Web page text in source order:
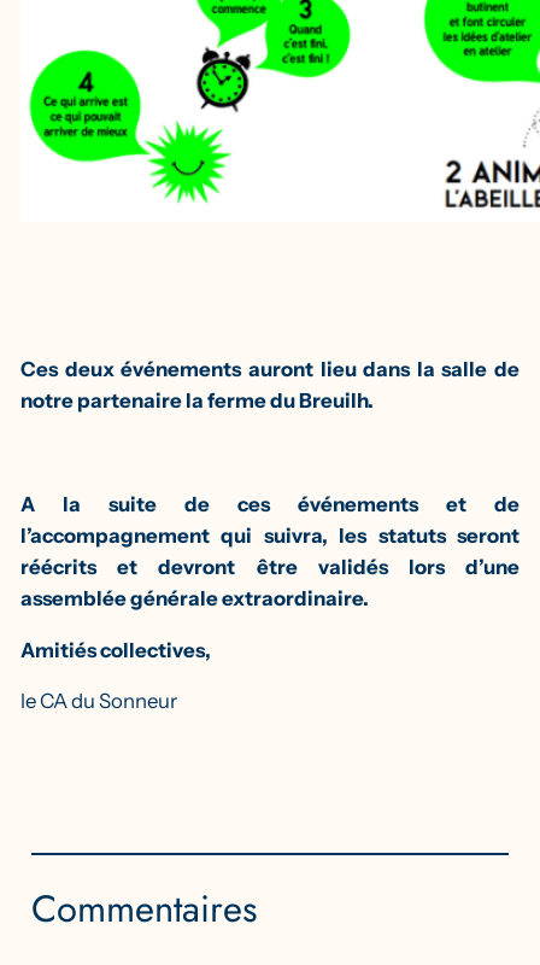
Ces deux événements auront lieu dans la salle de
notre partenaire la ferme du Breuilh.
A la suite de ces événements et de
l’accompagnement qui suivra, les statuts seront
réécrits et devront être validés lors d’une
assemblée générale extraordinaire.
Amitiés collectives,
le CA du Sonneur
Commentaires